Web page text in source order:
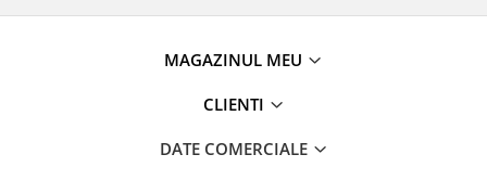
MAGAZINUL MEU
CLIENTI
DATE COMERCIALE